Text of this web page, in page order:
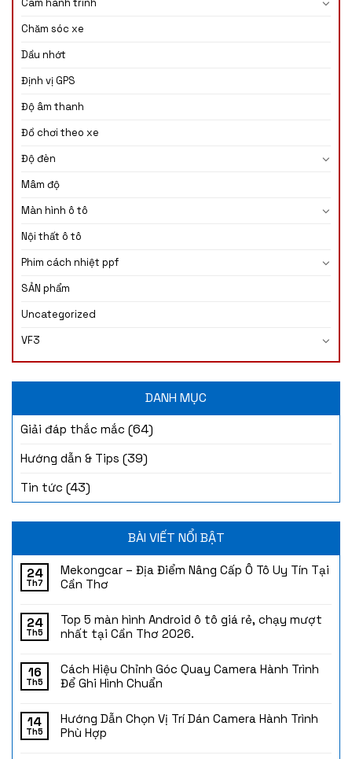
Chăm sóc xe
Dầu nhớt
Định vị GPS
Độ âm thanh
Đồ chơi theo xe
Độ đèn
Mâm độ
Màn hình ô tô
Nội thất ô tô
Phim cách nhiệt ppf
SẢN phẩm
Uncategorized
VF3
DANH MỤC
Giải đáp thắc mắc (64)
Hướng dẫn & Tips (39)
Tin tức (43)
BÀI VIẾT NỔI BẬT
24
Th7
Mekongcar – Địa Điểm Nâng Cấp Ô Tô Uy Tín Tại
Cần Thơ
24
Th5
Top 5 màn hình Android ô tô giá rẻ, chạy mượt
nhất tại Cần Thơ 2026.
16
Th5
Cách Hiệu Chỉnh Góc Quay Camera Hành Trình
Để Ghi Hình Chuẩn
14
Th5
Hướng Dẫn Chọn Vị Trí Dán Camera Hành Trình
Phù Hợp